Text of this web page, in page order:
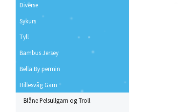
Diverse
Sykurs
Tyll
Bambus Jersey
Bella By permin
Hillesvåg Garn
Blåne Pelsullgarn og Troll